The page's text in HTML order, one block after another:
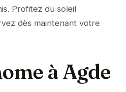
Profitez du soleil
dès maintenant votre
à Agde